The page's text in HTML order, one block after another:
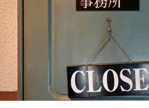
渋井不動産のメンバー